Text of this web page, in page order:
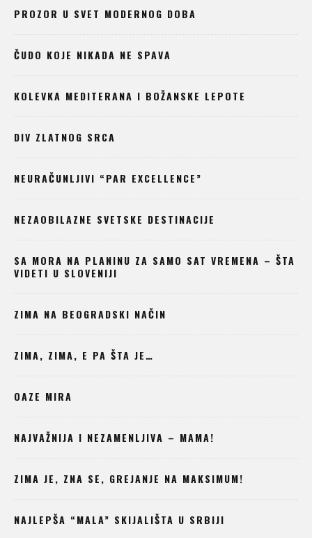
PROZOR U SVET MODERNOG DOBA
ČUDO KOJE NIKADA NE SPAVA
KOLEVKA MEDITERANA I BOŽANSKE LEPOTE
DIV ZLATNOG SRCA
NEURAČUNLJIVI “PAR EXCELLENCE”
NEZAOBILAZNE SVETSKE DESTINACIJE
SA MORA NA PLANINU ZA SAMO SAT VREMENA – ŠTA
VIDETI U SLOVENIJI
ZIMA NA BEOGRADSKI NAČIN
ZIMA, ZIMA, E PA ŠTA JE…
OAZE MIRA
NAJVAŽNIJA I NEZAMENLJIVA – MAMA!
ZIMA JE, ZNA SE, GREJANJE NA MAKSIMUM!
NAJLEPŠA “MALA” SKIJALIŠTA U SRBIJI